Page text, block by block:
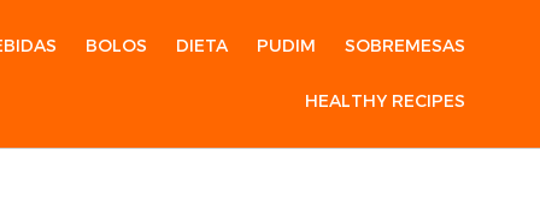
BOLOS DIETA PUDIM SOBREMESAS
HEALTHY RECIPES